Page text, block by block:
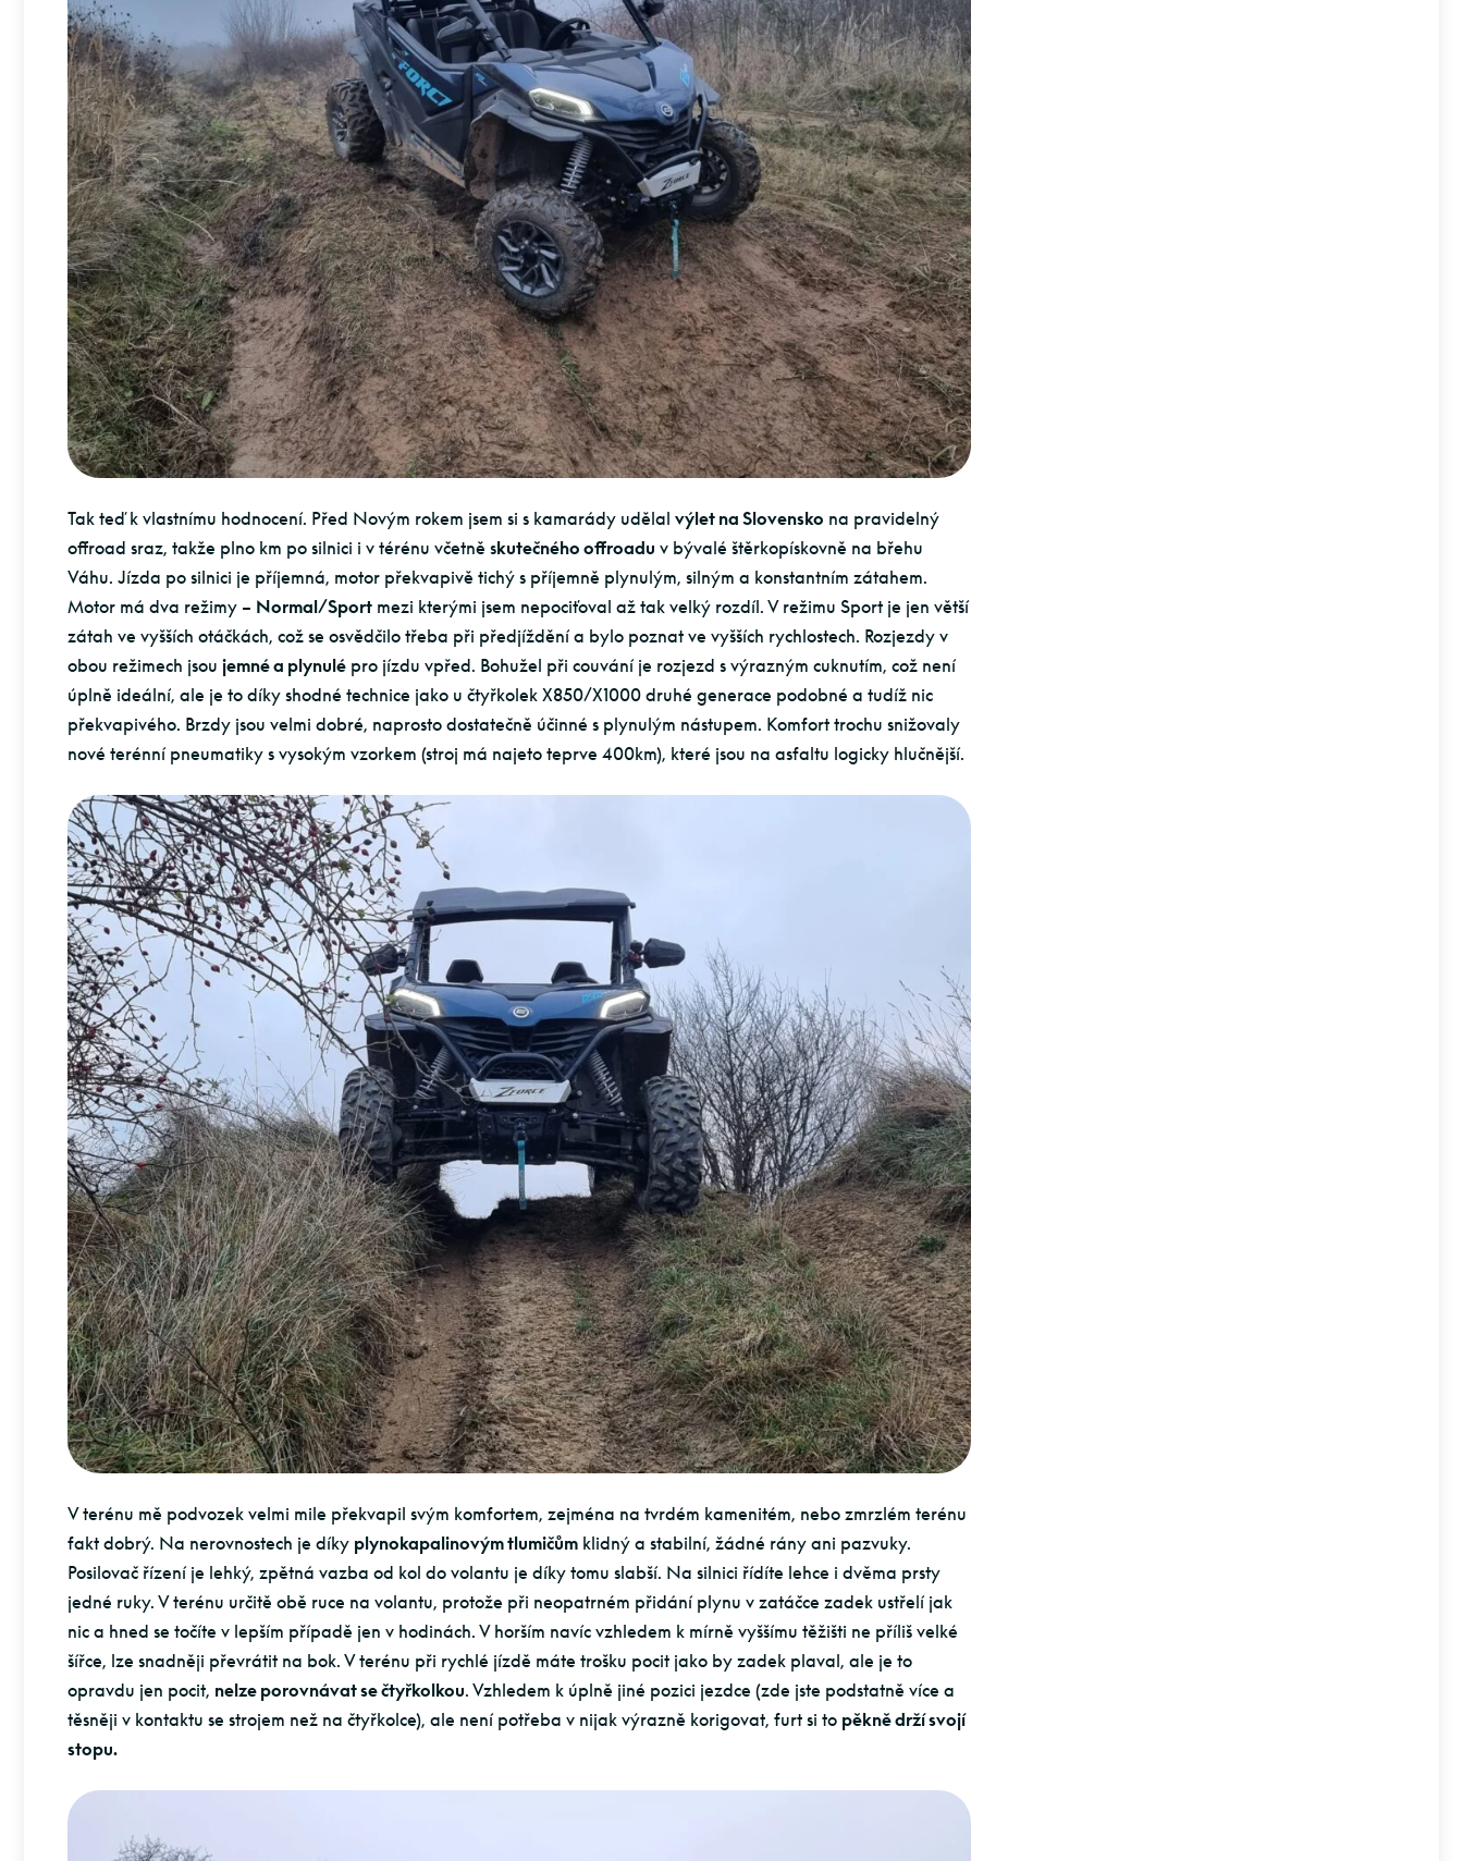
Tak teď k vlastnímu hodnocení. Před Novým rokem jsem si s kamarády udělal výlet na Slovensko na pravidelný
offroad sraz, takže plno km po silnici i v térénu včetně skutečného offroadu v bývalé štěrkopískovně na břehu
Váhu. Jízda po silnici je příjemná, motor překvapivě tichý s příjemně plynulým, silným a konstantním zátahem.
Motor má dva režimy – Normal/Sport mezi kterými jsem nepociťoval až tak velký rozdíl. V režimu Sport je jen větší
zátah ve vyšších otáčkách, což se osvědčilo třeba při předjíždění a bylo poznat ve vyšších rychlostech. Rozjezdy v
obou režimech jsou jemné a plynulé pro jízdu vpřed. Bohužel při couvání je rozjezd s výrazným cuknutím, což není
úplně ideální, ale je to díky shodné technice jako u čtyřkolek X850/X1000 druhé generace podobné a tudíž nic
překvapivého. Brzdy jsou velmi dobré, naprosto dostatečně účinné s plynulým nástupem. Komfort trochu snižovaly
nové terénní pneumatiky s vysokým vzorkem (stroj má najeto teprve 400km), které jsou na asfaltu logicky hlučnější.
V terénu mě podvozek velmi mile překvapil svým komfortem, zejména na tvrdém kamenitém, nebo zmrzlém terénu
fakt dobrý. Na nerovnostech je díky plynokapalinovým tlumičům klidný a stabilní, žádné rány ani pazvuky.
Posilovač řízení je lehký, zpětná vazba od kol do volantu je díky tomu slabší. Na silnici řídíte lehce i dvěma prsty
jedné ruky. V terénu určitě obě ruce na volantu, protože při neopatrném přidání plynu v zatáčce zadek ustřelí jak
nic a hned se točíte v lepším případě jen v hodinách. V horším navíc vzhledem k mírně vyššímu těžišti ne příliš velké
šířce, lze snadněji převrátit na bok. V terénu při rychlé jízdě máte trošku pocit jako by zadek plaval, ale je to
opravdu jen pocit, nelze porovnávat se čtyřkolkou. Vzhledem k úplně jiné pozici jezdce (zde jste podstatně více a
těsněji v kontaktu se strojem než na čtyřkolce), ale není potřeba v nijak výrazně korigovat, furt si to pěkně drží svojí
stopu.